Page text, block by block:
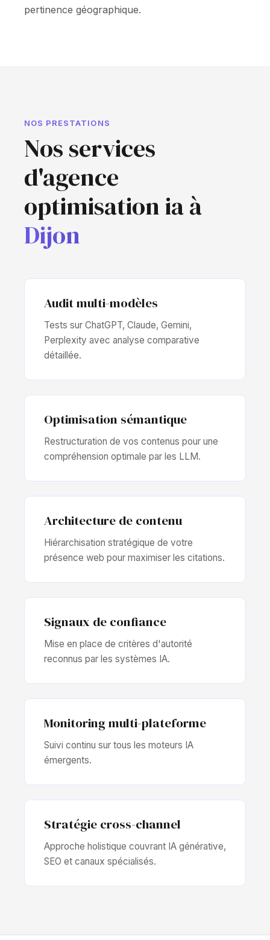
pertinence géographique.
NOS PRESTATIONS
Nos services
d'agence
optimisation ia à
Dijon
Audit multi-modèles
Tests sur ChatGPT, Claude, Gemini,
Perplexity avec analyse comparative
détaillée.
Optimisation sémantique
Restructuration de vos contenus pour une
compréhension optimale par les LLM.
Architecture de contenu
Hiérarchisation stratégique de votre
présence web pour maximiser les citations.
Signaux de confiance
Mise en place de critères d'autorité
reconnus par les systèmes IA.
Monitoring multi-plateforme
Suivi continu sur tous les moteurs IA
émergents.
Stratégie cross-channel
Approche holistique couvrant IA générative,
SEO et canaux spécialisés.